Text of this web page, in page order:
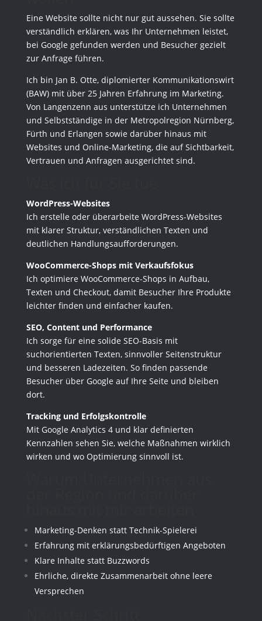
Eine Website sollte nicht nur gut aussehen. Sie sollte
verständlich erklären, was Ihr Unternehmen leistet,
bei Google gefunden werden und Besucher gezielt
zur Anfrage führen.
Ich bin Jan B. Otte, diplomierter Kommunikationswirt
(BAW) mit über 25 Jahren Erfahrung im Marketing.
Von Langenzenn aus unterstütze ich Unternehmen
und Selbstständige in der Metropolregion Nürnberg,
Fürth und Erlangen sowie darüber hinaus mit
Websites und Online-Marketing, die auf Sichtbarkeit,
Vertrauen und Anfragen ausgerichtet sind.
WordPress-Websites
Ich erstelle oder überarbeite WordPress-Websites
mit klarer Struktur, verständlichen Texten und
deutlichen Handlungsaufforderungen.
WooCommerce-Shops mit Verkaufsfokus
Ich optimiere WooCommerce-Shops in Aufbau,
Texten und Checkout, damit Besucher Ihre Produkte
leichter finden und einfacher kaufen.
SEO, Content und Performance
Ich sorge für eine solide SEO-Basis mit
suchorientierten Texten, sinnvoller Seitenstruktur
und besseren Ladezeiten. So finden passende
Besucher über Google auf Ihre Seite und bleiben
dort.
Tracking und Erfolgskontrolle
Mit Google Analytics 4 und klar definierten
Kennzahlen sehen Sie, welche Maßnahmen wirklich
wirken und wo Optimierung sinnvoll ist.
Marketing-Denken statt Technik-Spielerei
Erfahrung mit erklärungsbedürftigen Angeboten
Klare Inhalte statt Buzzwords
Ehrliche, direkte Zusammenarbeit ohne leere
Versprechen